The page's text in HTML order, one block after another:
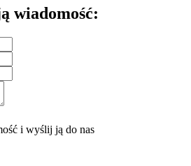
wiadomość:
i wyślij ją do nas